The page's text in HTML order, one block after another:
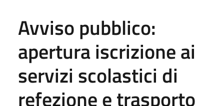
Avviso pubblico:
apertura iscrizione ai
servizi scolastici di
refezione e trasporto